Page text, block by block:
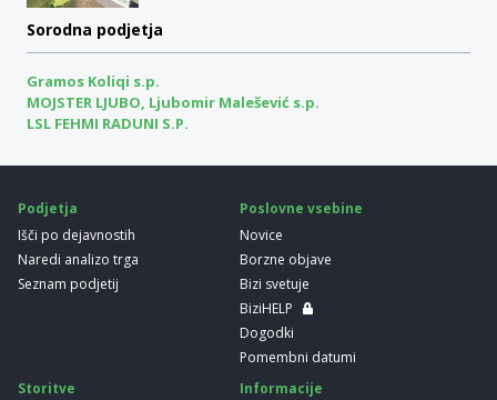
Sorodna podjetja
Gramos Koliqi s.p.
MOJSTER LJUBO, Ljubomir Malešević s.p.
LSL FEHMI RADUNI S.P.
Podjetja
Išči po dejavnostih
Naredi analizo trga
Seznam podjetij
Poslovne vsebine
Novice
Borzne objave
Bizi svetuje
BiziHELP
Dogodki
Pomembni datumi
Storitve
Informacije